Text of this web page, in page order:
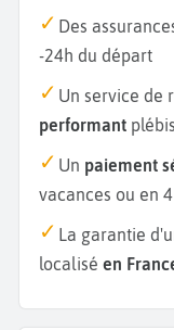
Des
-24h du départ
Un service de
performant
Un paiement
vacances ou en
La garantie
localisé en